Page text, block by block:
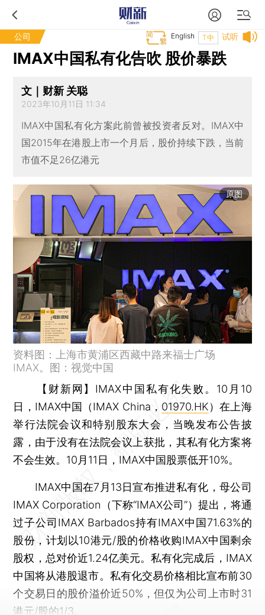
公司 试听
T中
English
IMAX中国私有化告吹 股价暴跌
文｜财新 关聪
2023年10月11日 11:34
IMAX中国私有化方案此前曾被投资者反对。IMAX中
国2015年在港股上市一个月后，股价持续下跌，当前
市值不足26亿港元
原图
资料图：上海市黄浦区西藏中路来福士广场
IMAX。图：视觉中国
【财新网】 IMAX中国私有化失败。10月10
日，IMAX中国（IMAX China， 01970.HK）在上海
举行法院会议和特别股东大会，当晚发布公告披
露，由于没有在法院会议上获批，其私有化方案将
不会生效。10月11日，IMAX中国股票低开10%。
IMAX中国在7月13日宣布推进私有化，母公司
IMAX Corporation（下称“IMAX公司”）提出，将通
过子公司IMAX Barbados持有IMAX中国71.63%的
股份，计划以10港元/股的价格收购IMAX中国剩余
股权，总对价近1.24亿美元。私有化完成后，IMAX
中国将从港股退市。私有化交易价格相比宣布前30
个交易日的股价溢价近50%，但仅为公司上市时31
港元/股的1/3。